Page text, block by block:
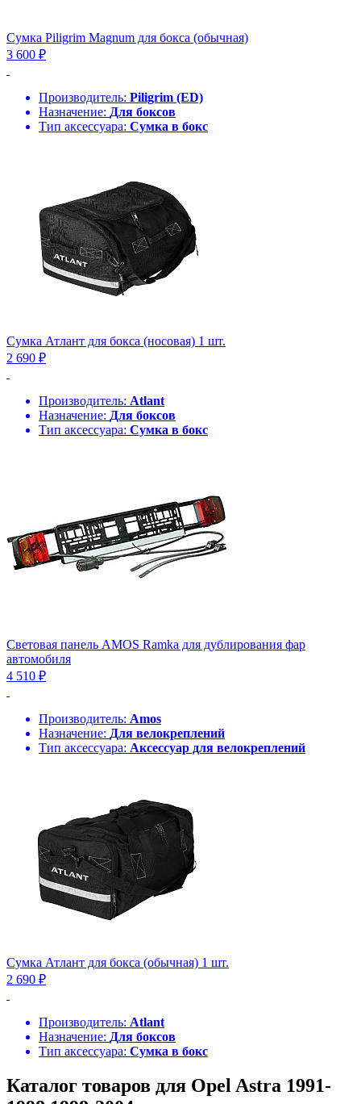
Сумка Piligrim Magnum для бокса (обычная)
3 600 ₽
Производитель: Piligrim (ED)
Назначение: Для боксов
Тип аксессуара: Сумка в бокс
Сумка Атлант для бокса (носовая) 1 шт.
2 690 ₽
Производитель: Atlant
Назначение: Для боксов
Тип аксессуара: Сумка в бокс
Световая панель AMOS Ramka для дублирования фар
автомобиля
4 510 ₽
Производитель: Amos
Назначение: Для велокреплений
Тип аксессуара: Аксессуар для велокреплений
Сумка Атлант для бокса (обычная) 1 шт.
2 690 ₽
Производитель: Atlant
Назначение: Для боксов
Тип аксессуара: Сумка в бокс
Каталог товаров для Opel Astra 1991-